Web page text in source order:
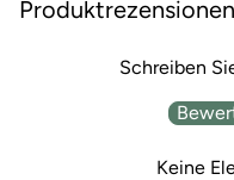
Produktrezensionen
Schreiben
Keine